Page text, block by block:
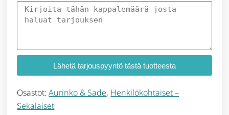
Lähetä tarjouspyyntö tästä tuotteesta
Osastot:Aurinko & Sade, Henkilökohtaiset –
Sekalaiset